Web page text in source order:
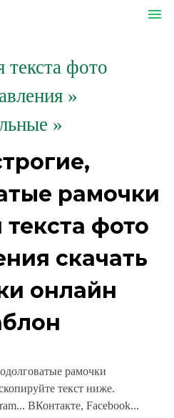
menu
текста фото
»
»
рамочки
фото
скачать
онлайн
рамочки
текст ниже.
ВКонтакте, Facebook...